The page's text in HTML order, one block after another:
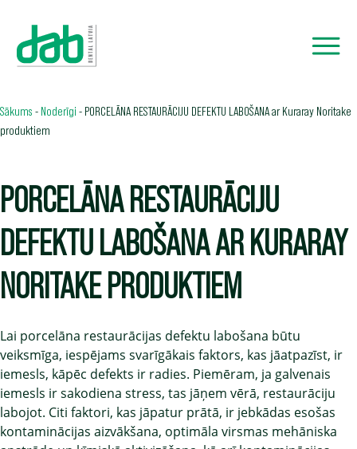
Sākums - Noderīgi - PORCELĀNA RESTAURĀCIJU DEFEKTU LABOŠANA ar Kuraray Noritake
produktiem
PORCELĀNA RESTAURĀCIJU
DEFEKTU LABOŠANA AR KURARAY
NORITAKE PRODUKTIEM
Lai porcelāna restaurācijas defektu labošana būtu
veiksmīga, iespējams svarīgākais faktors, kas jāatpazīst, ir
iemesls, kāpēc defekts ir radies. Piemēram, ja galvenais
iemesls ir sakodiena stress, tas jāņem vērā, restaurāciju
labojot. Citi faktori, kas jāpatur prātā, ir jebkādas esošas
kontaminācijas aizvākšana, optimāla virsmas mehāniska